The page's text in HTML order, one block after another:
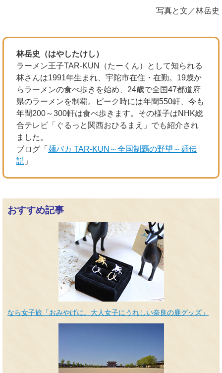
写真と文／林岳史
林岳史（はやしたけし）
ラーメン王子TAR-KUN（たーくん）として知られる
林さんは1991年生まれ、宇陀市在住・在勤。19歳か
らラーメンの食べ歩きを始め、24歳で全国47都道府
県のラーメンを制覇。ピーク時には年間550軒、今も
年間200～300軒は食べ歩きます。その様子はNHK総
合テレビ「ぐるっと関西おひるまえ」でも紹介され
ました。
ブログ「 麺バカ TAR-KUN～全国制覇の野望～麺伝
説 」
おすすめ記事
なら女子旅「おみやげに。大人女子にうれしい奈良の鹿グッズ」